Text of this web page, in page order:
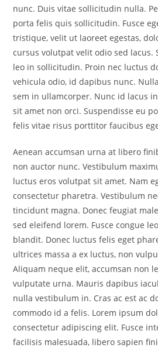
nunc. Duis vitae sollicitudin nulla.
porta felis quis sollicitudin. Fusce
tristique, velit ut laoreet egestas,
cursus volutpat velit odio sed lacus.
leo in sollicitudin. Proin nec luctus
vehicula odio, id dapibus nunc.
sem in ullamcorper. Nunc id lacus
sit amet non orci. Suspendisse eu
felis vitae risus porttitor faucibus
Aenean accumsan urna at libero
non auctor nunc. Vestibulum
luctus eros volutpat sit amet. Nam
consectetur pharetra. Vestibulum
tincidunt magna. Donec feugiat
sed eleifend lorem. Fusce congue
blandit. Donec luctus felis eget
ultrices massa a ex luctus, non
Aliquam neque elit, accumsan non
vulputate urna. Mauris dapibus
nulla vestibulum in. Cras ac est ac
commodo id a felis. Lorem ipsum
consectetur adipiscing elit. Fusce
facilisis malesuada, libero sapien